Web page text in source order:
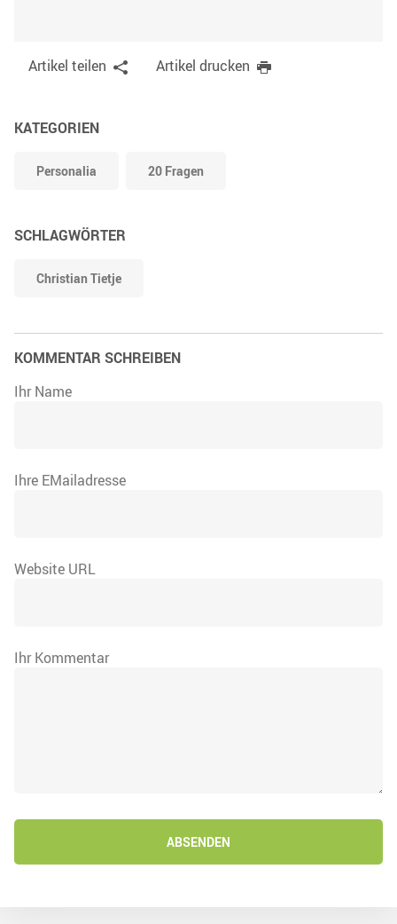
Artikel teilen Artikel drucken
KATEGORIEN
Personalia 20 Fragen
SCHLAGWÖRTER
Christian Tietje
KOMMENTAR SCHREIBEN
Ihr Name
Ihre EMailadresse
Website URL
Ihr Kommentar
ABSENDEN